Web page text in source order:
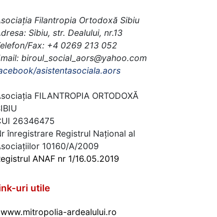
Filantropia Ortodoxă Sibiu
Sibiu, str. Dealului, nr.13
Fax: +4 0269 213 052
biroul_social_aors@yahoo.com
asistentasociala.aors
FILANTROPIA ORTODOXĂ
26346475
înregistrare Registrul Național al
10160/A/2009
ANAF nr 1/16.05.2019
uri utile
www.mitropolia-ardealului.ro